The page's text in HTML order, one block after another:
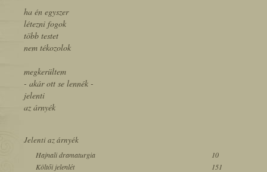
ha én egyszer
létezni fogok
több testet
nem tékozolok
megkerültem
- akár ott se lennék -
jelenti
az árnyék
Jelenti az árnyék
Hajnali dramaturgia
10
Költői jelenlét
151